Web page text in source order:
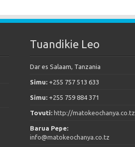
Tuandikie Leo
Dar es Salaam, Tanzania
Simu: +255 757 513 633
Simu: +255 759 884 371
Tovuti: http://matokeochanya.co.tz
Barua Pepe:
info@matokeochanya.co.tz